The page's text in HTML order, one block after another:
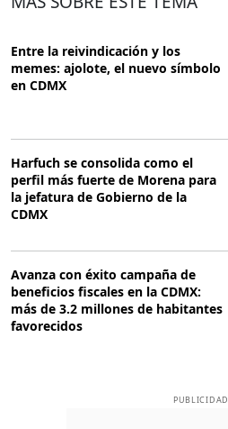
Entre la reivindicación y los
memes: ajolote, el nuevo símbolo
en CDMX
Harfuch se consolida como el
perfil más fuerte de Morena para
la jefatura de Gobierno de la
CDMX
Avanza con éxito campaña de
beneficios fiscales en la CDMX:
más de 3.2 millones de habitantes
favorecidos
PUBLICIDAD